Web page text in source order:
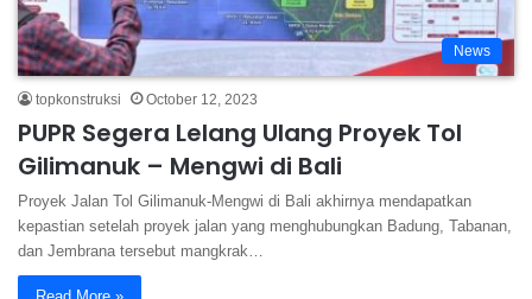
News
topkonstruksi October 12, 2023
PUPR Segera Lelang Ulang Proyek Tol
Gilimanuk – Mengwi di Bali
Proyek Jalan Tol Gilimanuk-Mengwi di Bali akhirnya mendapatkan
kepastian setelah proyek jalan yang menghubungkan Badung, Tabanan,
dan Jembrana tersebut mangkrak…